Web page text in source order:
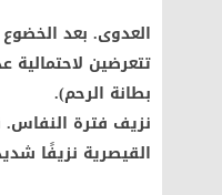
العدوى. بعد
تتعرضين لاحتمالية
بطانة الرحم).
نزيف فترة النفاس.
القيصرية نزيفًا